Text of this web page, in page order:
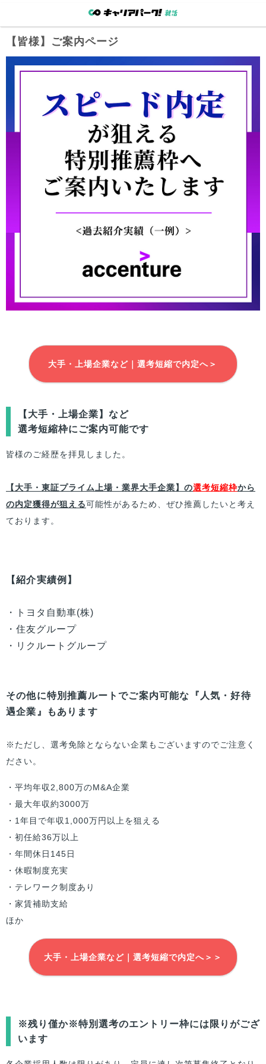
【 皆様 】ご案内ページ
大手・上場企業など｜選考短縮で内定へ＞
【大手・上場企業】など
選考短縮枠にご案内可能です
皆様のご経歴を拝見しました。
【大手・東証プライム上場・業界大手企業】の選考短縮枠から
の内定獲得が狙える可能性があるため、ぜひ推薦したいと考え
ております。
【紹介実績例】
・トヨタ自動車(株)
・住友グループ
・リクルートグループ
その他に特別推薦ルートでご案内可能な『人気・好待
遇企業』もあります
※ただし、選考免除とならない企業もございますのでご注意く
ださい。
・平均年収2,800万のM&A企業
・最大年収約3000万
・1年目で年収1,000万円以上を狙える
・初任給36万以上
・年間休日145日
・休暇制度充実
・テレワーク制度あり
・家賃補助支給
ほか
大手・上場企業など｜選考短縮で内定へ＞＞
※残り僅か※特別選考のエントリー枠には限りがござ
います